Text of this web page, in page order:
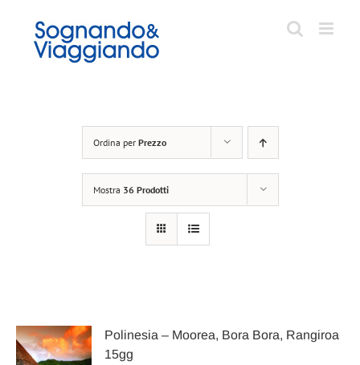
contenuto
Ordina per Prezzo
Mostra 36 Prodotti
Polinesia – Moorea, Bora Bora, Rangiroa
15gg